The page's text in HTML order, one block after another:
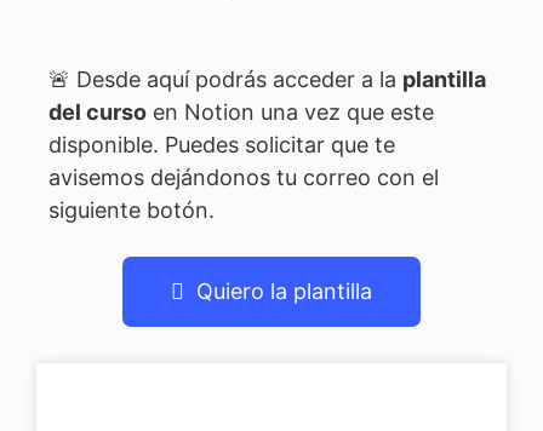
🚨 Desde aquí podrás acceder a la plantilla
del curso en Notion una vez que este
disponible. Puedes solicitar que te
avisemos dejándonos tu correo con el
siguiente botón.
Quiero la plantilla